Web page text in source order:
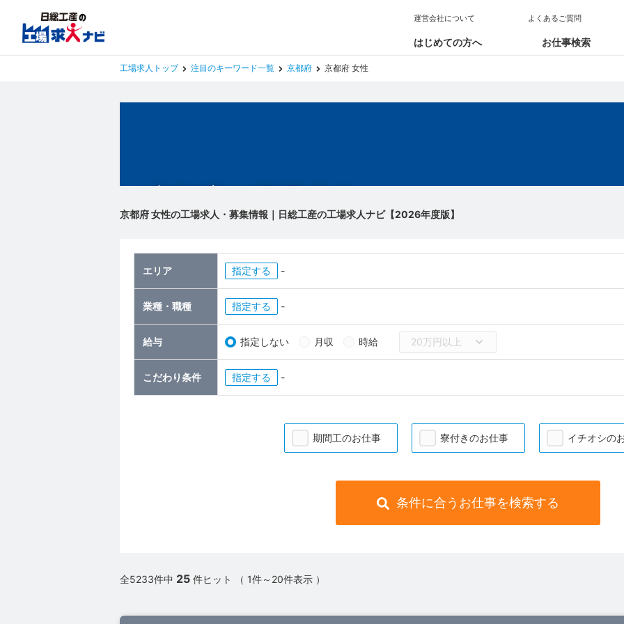
はじめての方へ お仕事検索
運営会社について よくあるご質問
工場求人トップ 注目のキーワード一覧 京都府 京都府 女性
京都府 女性の工場求人・募集情報｜日総工産の工場求人ナビ【2026年度版】
エリア 指定 -
業種・職種 指定 -
給与 指定しない 月収 時給
こだわり条件 指定 -
期間工のお仕事 寮付きのお仕事 イチオシの
条件に合うお仕事を検索する
全5233件中 25 件ヒット （ 1件～20件表示 ）